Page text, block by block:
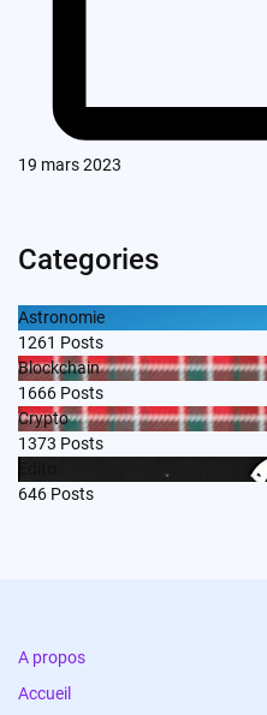
19 mars 2023
Categories
Astronomie
1261 Posts
Blockchain
1666 Posts
Crypto
1373 Posts
646 Posts
A propos
Accueil